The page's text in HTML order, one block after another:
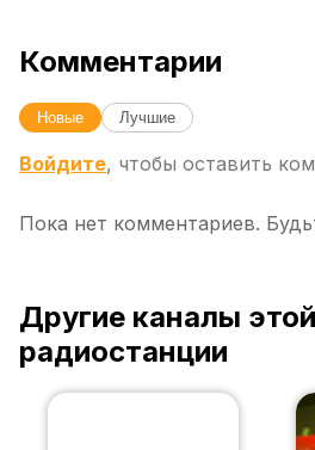
Комментарии
Новые Лучшие
Войдите, чтобы оставить
Пока нет комментариев.
Другие каналы этой
радиостанции